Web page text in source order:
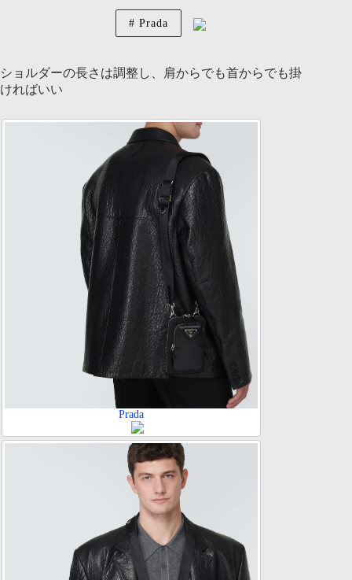
Prada
ショルダーの長さは調整し、肩からでも首からでも掛
ければいい
Prada